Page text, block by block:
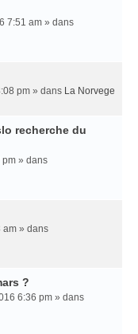
7:51 am » dans
pm » dans La Norvege
recherche du
pm » dans
am » dans
?
6:36 pm » dans